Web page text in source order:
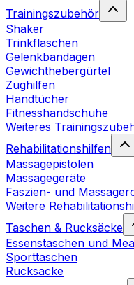
Trainingszubehör
Shaker
Trinkflaschen
Gelenkbandagen
Gewichthebergürtel
Zughilfen
Handtücher
Fitnesshandschuhe
Weiteres
Rehabilitationshilfen
Massagepistolen
Massagegeräte
Faszien- und
Weitere
Taschen & Rucksäcke
Essenstaschen und
Sporttaschen
Rucksäcke